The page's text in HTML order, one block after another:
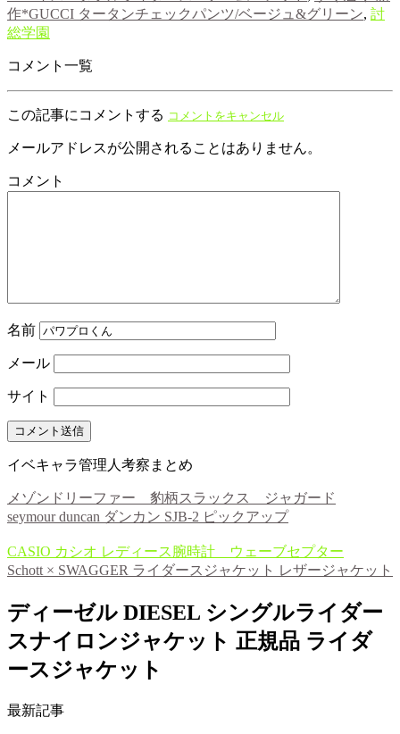
作*GUCCI タータンチェックパンツ/ベージュ&グリーン, 討
総学園
コメント一覧
この記事にコメントする コメントをキャンセル
メールアドレスが公開されることはありません。
コメント
名前
メール
サイト
イベキャラ管理人考察まとめ
メゾンドリーファー 豹柄スラックス ジャガード
seymour duncan ダンカン SJB-2 ピックアップ
CASIO カシオ レディース腕時計 ウェーブセプター
Schott × SWAGGER ライダースジャケット レザージャケット
ディーゼル DIESEL シングルライダー
スナイロンジャケット 正規品 ライダ
ースジャケット
最新記事